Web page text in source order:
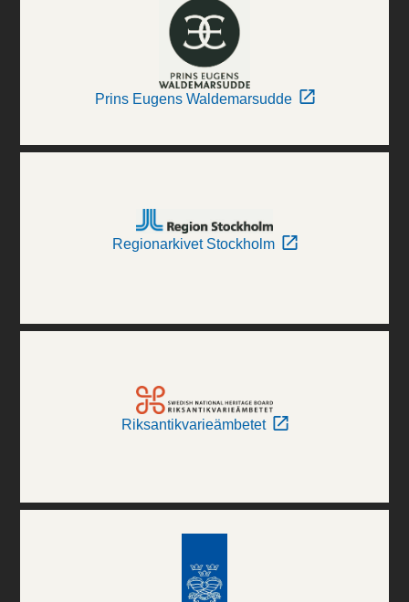
Prins Eugens Waldemarsudde
Regionarkivet Stockholm
Riksantikvarieämbetet